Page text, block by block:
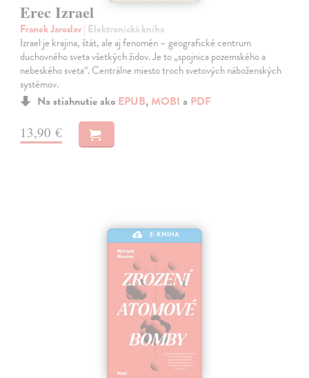
Erec Izrael
Franek Jaroslav| Elektronická kniha
Izrael je krajina, štát, ale aj fenomén – geografické centrum
duchovného sveta všetkých židov. Je to „spojnica pozemského a
nebeského sveta“. Centrálne miesto troch svetových náboženských
systémov.
Na stiahnutie ako EPUB, MOBI a PDF
13,90 €
E-KNIHA